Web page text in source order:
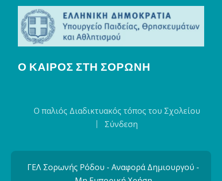
Ο ΚΑΙΡΌΣ ΣΤΗ ΣΟΡΩΝΉ
Ο παλιός Διαδικτυακός τόπος του Σχολείου
Σύνδεση
ΓΕΛ Σορωνής Ρόδου - Αναφορά Δημιουργού -